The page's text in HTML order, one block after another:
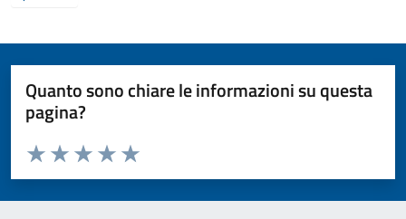
Quanto sono chiare le informazioni su questa
pagina?
Valuta da 1 a 5 stelle la pagina
Valuta 5 stelle su 5
Valuta 4 stelle su 5
Valuta 3 stelle su 5
Valuta 2 stelle su 5
Valuta 1 stelle su 5